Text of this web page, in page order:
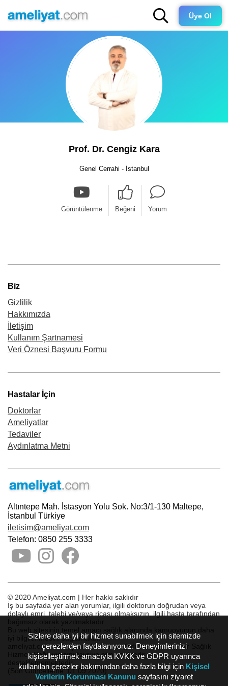
Üye Ol
Sizlere daha iyi bir hizmet sunabilmek için sitemizde
çerezlerden faydalanıyoruz. Deneyimlerinizi
kişiselleştirmek amacıyla KVKK ve GDPR uyarınca
kullanılan çerezler bakımından daha fazla bilgi için Kişisel
Verilerin Korunması Kanunu sayfasını ziyaret
Prof. Dr. Cengiz Kara
Genel Cerrahi - İstanbul
Görüntülenme Beğeni Yorum
Biz
Gizlilik
Hakkımızda
İletişim
Kullanım Şartnamesi
Veri Öznesi Başvuru Formu
Hastalar İçin
Doktorlar
Ameliyatlar
Tedaviler
Aydınlatma Metni
Altıntepe Mah. İstasyon Yolu Sok. No:3/1-130 Maltepe,
İstanbul Türkiye
iletisim@ameliyat.com
Telefon: 0850 255 3333
© 2020 Ameliyat.com | Her hakkı saklıdır
İş bu sayfada yer alan yorumlar, ilgili doktorun doğrudan veya
dolaylı emri, talebi ve/veya ricası olmaksızın, ilgili hasta tarafından
iyi bilgilenmesini sağlamaktır.
ameliyat.com bir başvuru hizmeti değildir ve herhangi bir Sağlık
Hizmeti Sağlayıcısını tavsiye etmemektedir veya
desteklememektedir.
(Son Güncelleme: 01.09.2020)